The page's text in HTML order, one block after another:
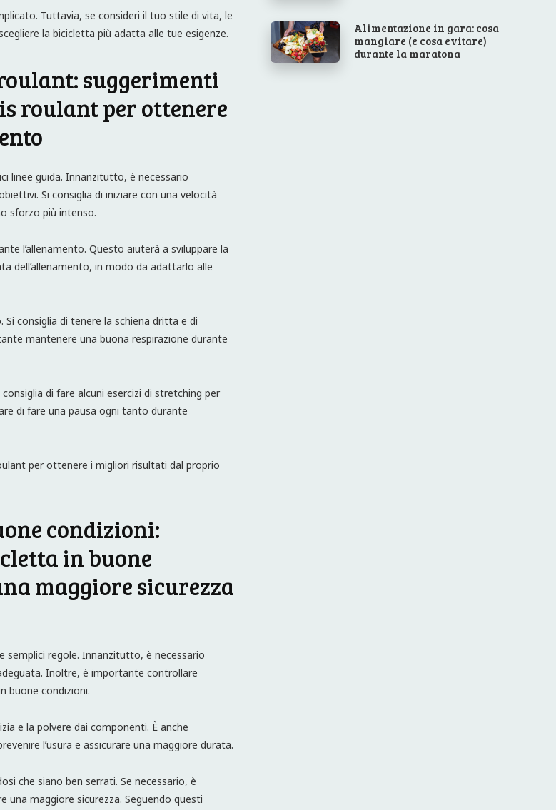
Tuttavia, se consideri il tuo stile di vita, le
la bicicletta più adatta alle tue esigenze.
suggerimenti
roulant per ottenere
linee guida. Innanzitutto, è necessario
Si consiglia di iniziare con una velocità
sforzo più intenso.
l’allenamento. Questo aiuterà a sviluppare la
dell’allenamento, in modo da adattarlo alle
consiglia di tenere la schiena dritta e di
mantenere una buona respirazione durante
di fare alcuni esercizi di stretching per
di fare una pausa ogni tanto durante
per ottenere i migliori risultati dal proprio
condizioni:
in buone
maggiore sicurezza
semplici regole. Innanzitutto, è necessario
Inoltre, è importante controllare
buone condizioni.
e la polvere dai componenti. È anche
l’usura e assicurare una maggiore durata.
che siano ben serrati. Se necessario, è
maggiore sicurezza. Seguendo questi
Alimentazione in gara: cosa
mangiare (e cosa evitare)
durante la maratona